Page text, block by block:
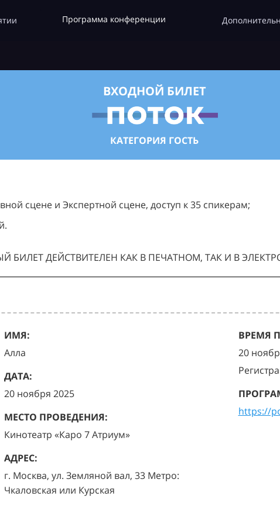
Программа конференции
ВХОДНОЙ БИЛЕТ
КАТЕГОРИЯ ГОСТЬ
сцене и Экспертной сцене, доступ к 35 спикерам;
БИЛЕТ ДЕЙСТВИТЕЛЕН КАК В ПЕЧАТНОМ, ТАК И В
ИМЯ:
Алла
ДАТА:
20 ноября 2025
МЕСТО ПРОВЕДЕНИЯ:
Кинотеатр «Каро 7 Атриум»
АДРЕС:
г. Москва, ул. Земляной вал, 33 Метро:
Чкаловская или Курская
ВРЕМЯ
20
https://